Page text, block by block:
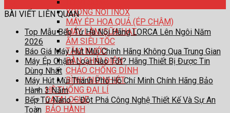
XOONG NỒI INOX
MÁY ÉP HOA QUẢ (ÉP CHẬM)
MÁY LÀM SỮA HẠT
ẤM SIÊU TỐC
TĂM NƯỚC
BÀN CHẢI ĐIỆN
CHẢO CHỐNG DÍNH
BÌNH GIỮ NHIỆT
HỆ THỐNG ĐẠI LÍ
CATALOGUE
BẢO HÀNH
BÀI VIẾT LIÊN QUAN
Top Mẫu Bếp Từ Hà Nội Hãng LORCA Lên Ngôi Năm
2026
Báo Giá Máy Hút Mùi Chính Hãng Không Qua Trung Gian
Máy Ép Chậm Loại Nào Tốt? Hãng Thiết Bị Được Tin
Dùng Nhất
Máy Hút Mùi Thành Phố Hồ Chí Minh Chính Hãng Bảo
Hành 3 Năm
Bếp Từ Nano – Đột Phá Công Nghệ Thiết Kế Và Sự An
Toàn